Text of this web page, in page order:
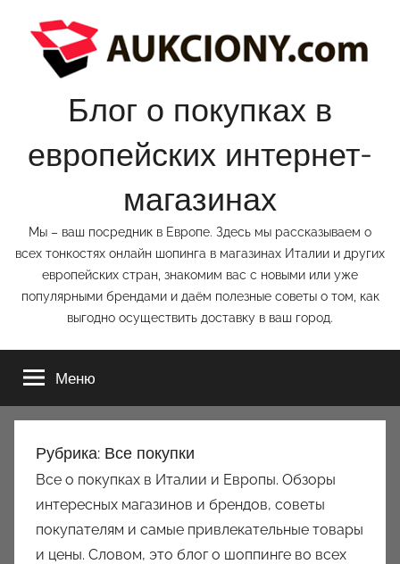
содержимому
Блог о покупках в
европейских интернет-
магазинах
Мы – ваш посредник в Европе. Здесь мы рассказываем о
всех тонкостях онлайн шопинга в магазинах Италии и других
европейских стран, знакомим вас с новыми или уже
популярными брендами и даём полезные советы о том, как
выгодно осуществить доставку в ваш город.
Меню
Рубрика: Все покупки
Все о покупках в Италии и Европы. Обзоры
интересных магазинов и брендов, советы
покупателям и самые привлекательные товары
и цены. Словом, это блог о шоппинге во всех